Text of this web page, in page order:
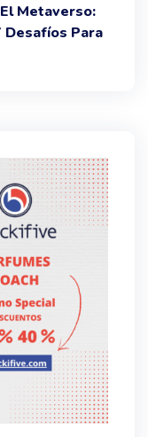
Metaverso:
Para